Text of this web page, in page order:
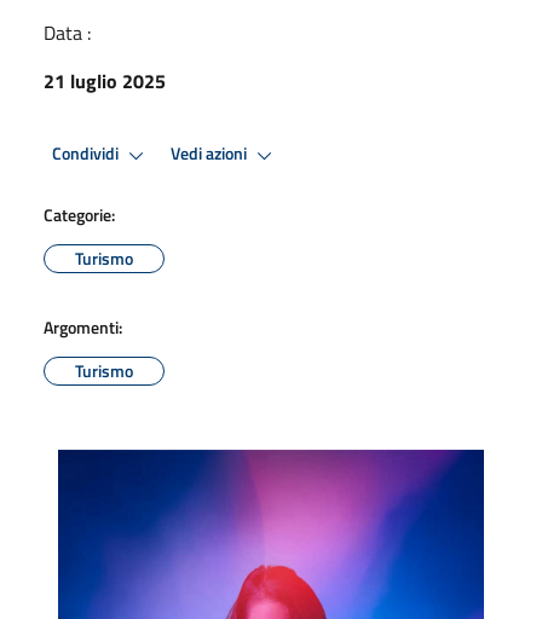
Data :
21 luglio 2025
Condividi Vedi azioni
Categorie:
Turismo
Argomenti:
Turismo